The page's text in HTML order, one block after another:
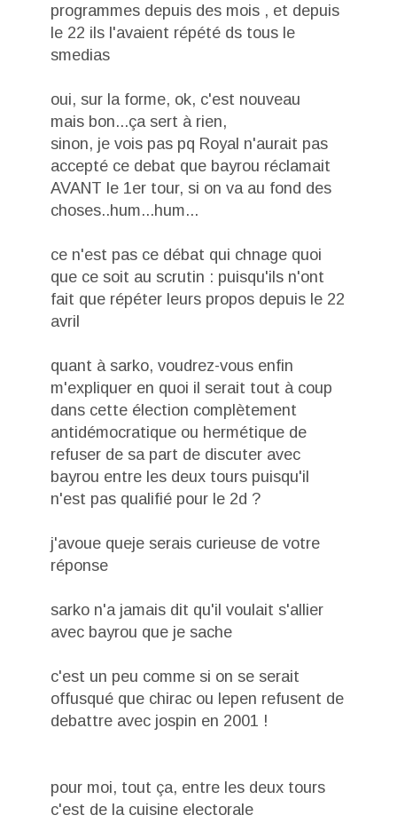
programmes depuis des mois , et depuis
le 22 ils l'avaient répété ds tous le
smedias
oui, sur la forme, ok, c'est nouveau
mais bon...ça sert à rien,
sinon, je vois pas pq Royal n'aurait pas
accepté ce debat que bayrou réclamait
AVANT le 1er tour, si on va au fond des
choses..hum...hum...
ce n'est pas ce débat qui chnage quoi
que ce soit au scrutin : puisqu'ils n'ont
fait que répéter leurs propos depuis le 22
avril
quant à sarko, voudrez-vous enfin
m'expliquer en quoi il serait tout à coup
dans cette élection complètement
antidémocratique ou hermétique de
refuser de sa part de discuter avec
bayrou entre les deux tours puisqu'il
n'est pas qualifié pour le 2d ?
j'avoue queje serais curieuse de votre
réponse
sarko n'a jamais dit qu'il voulait s'allier
avec bayrou que je sache
c'est un peu comme si on se serait
offusqué que chirac ou lepen refusent de
debattre avec jospin en 2001 !
pour moi, tout ça, entre les deux tours
c'est de la cuisine electorale